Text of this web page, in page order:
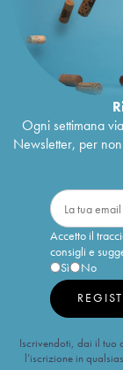
Ogni settimana
Newsletter, per
Accetto il
consigli e
Sì
No
Iscrivendoti, dai il tuo
l’iscrizione in